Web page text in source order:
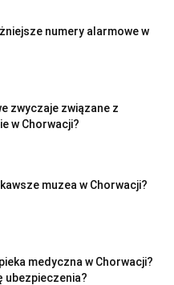
numery alarmowe w
zwyczaje związane z
w Chorwacji?
muzea w Chorwacji?
medyczna w Chorwacji?
ubezpieczenia?